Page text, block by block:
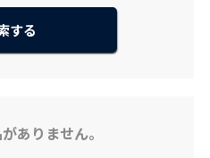
ありません。